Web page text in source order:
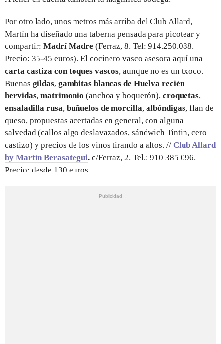
Por otro lado, unos metros más arriba del Club Allard,
Martín ha diseñado una taberna pensada para picotear y
compartir: Madrí Madre (Ferraz, 8. Tel: 914.250.088.
Precio: 35-45 euros). El cocinero vasco asesora aquí una
carta castiza con toques vascos, aunque no es un txoco.
Buenas gildas, gambitas blancas de Huelva recién
hervidas, matrimonio (anchoa y boquerón), croquetas,
ensaladilla rusa, buñuelos de morcilla, albóndigas, flan de
queso, propuestas acertadas en general, con alguna
salvedad (callos algo deslavazados, sándwich Tintin, cero
castizo) y precios de los vinos tirando a altos. // Club Allard
by Martín Berasategui. c/Ferraz, 2. Tel.: 910 385 096.
Precio: desde 130 euros